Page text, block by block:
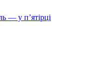
— у п’ятірці